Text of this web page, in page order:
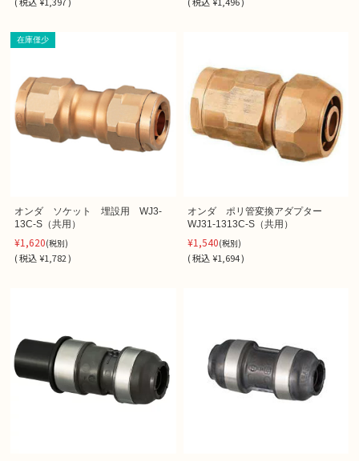
在庫僅少
オンダ ソケット 埋設用 WJ3-
13C-S（共用）
¥1,620(税別)
(税込¥1,782 )
オンダ ポリ管変換アダプター
WJ31-1313C-S（共用）
¥1,540(税別)
(税込 ¥1,694 )